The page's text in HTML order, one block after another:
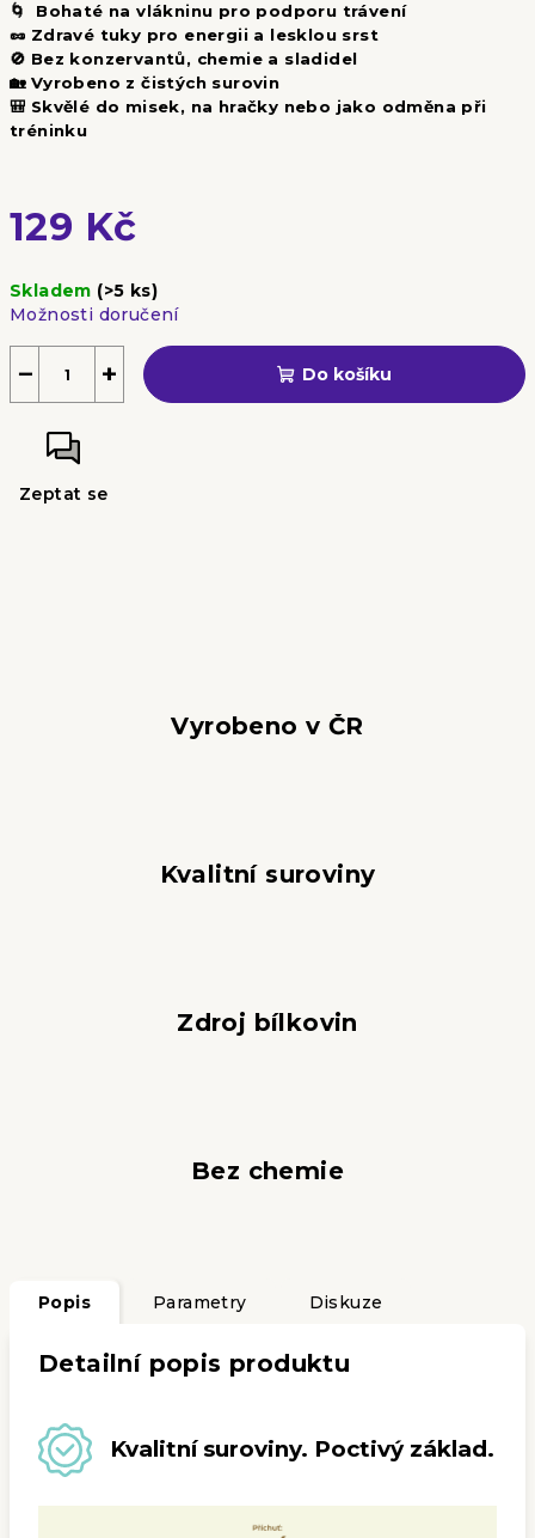
🌀 Bohaté na vlákninu pro podporu trávení
🥜 Zdravé tuky pro energii a lesklou srst
🚫 Bez konzervantů, chemie a sladidel
🏡 Vyrobeno z čistých surovin
🎒 Skvělé do misek, na hračky nebo jako odměna při
tréninku
129 Kč
cena:
Skladem (>5 ks)
Možnosti doručení
+
− Do košíku
Zeptat se
Vyrobeno v ČR
Kvalitní suroviny
Zdroj bílkovin
Bez chemie
Popis Parametry Diskuze
Detailní popis produktu
Kvalitní suroviny. Poctivý základ.